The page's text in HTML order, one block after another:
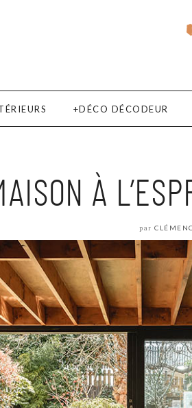
DÉCO DÉCODEUR
À
par